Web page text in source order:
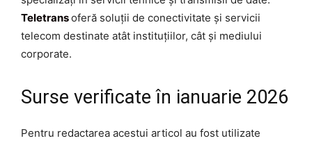
Teletransoferă soluții de conectivitate și servicii
telecom destinate atât instituțiilor, cât și mediului
corporate.
Surse verificate în ianuarie 2026
Pentru redactarea acestui articol au fost utilizate